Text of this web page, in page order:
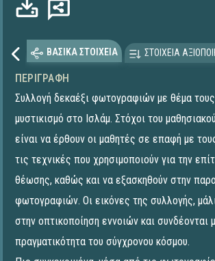
ΒΑΣΙΚΑ ΣΤΟΙΧΕΙΑ ΣΤΟΙΧΕΙΑ
ΠΕΡΙΓΡΑΦΉ
Συλλογή δεκαέξι φωτογραφιών με θέμα
μυστικισμό στο Ισλάμ. Στόχοι του
είναι να έρθουν οι μαθητές σε επαφή με
τις τεχνικές που χρησιμοποιούν για την
θέωσης, καθώς και να εξασκηθούν στην
φωτογραφιών. Οι εικόνες της συλλογής,
στην οπτικοποίηση εννοιών και συνδέονται
πραγματικότητα του σύγχρονου κόσμου.